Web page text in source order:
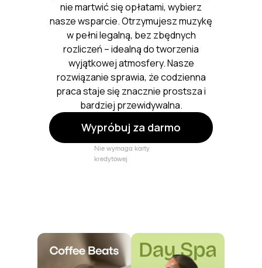
nie martwić się opłatami, wybierz
nasze wsparcie. Otrzymujesz muzykę
w pełni legalną, bez zbędnych
rozliczeń – idealną do tworzenia
wyjątkowej atmosfery. Nasze
rozwiązanie sprawia, że codzienna
praca staje się znacznie prostsza i
bardziej przewidywalna.
Wypróbuj za darmo
Nie wymaga karty
kredytowej